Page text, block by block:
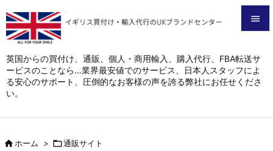
英国からの買付け、通販、個人・商用輸入、購入代行、FBA転送サ
ービスのことなら…業界最安値でのサービス、日本人スタッフによ
る安心のサポート、圧倒的なお客様の声を誇る弊社にお任せくださ
い。

メニュ

サイド
前へ
ホーム > 通販サイト